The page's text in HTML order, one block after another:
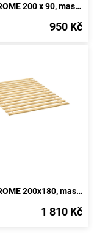
Rošt JEROME 200 x 90, masiv smrk
950 Kč
Rošt JEROME 200x180, masiv smrk
1 810 Kč